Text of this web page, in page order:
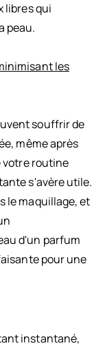
libres qui
peau.
les
souffrir de
même après
votre routine
s'avère utile.
le maquillage, et
d'un parfum
pour une
instantané,